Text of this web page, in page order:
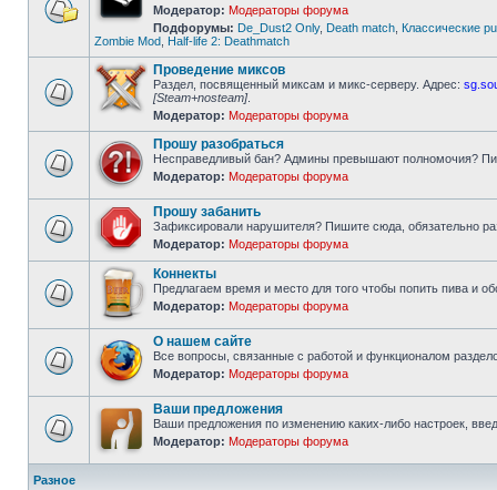
непрочитанных
Модератор: Модераторы форума
Подфорумы: De_Dust2 Only, Death match Классические
Zombie Mod Half-life 2: Deathmatch
Нет
Проведение миксов
Раздел, посвященный миксам и микс-серверу. Адрес:
[Steam+nosteam].
Модератор: Модераторы форума
Нет
сообщений
Прошу разобраться
Несправедливый бан? Админы превышают полномочия?
Модератор: Модераторы форума
Нет
непрочитанных
сообщений
Прошу забанить
Зафиксировали нарушителя? Пишите сюда, обязательно
Модератор: Модераторы форума
Нет
Коннекты
Предлагаем время и место для того чтобы попить пива и
Модератор: Модераторы форума
Нет
О нашем сайте
Все вопросы, связанные с работой и функционалом
Модератор: Модераторы форума
Нет
Ваши предложения
Ваши предложения по изменению каких-либо настроек,
Модератор: Модераторы форума
Разное